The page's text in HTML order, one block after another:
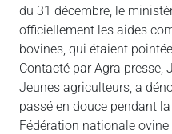
du 31 décembre, le
officiellement les aides
bovines, qui étaient
Contacté par Agra presse,
Jeunes agriculteurs, a
passé en douce pendant
Fédération nationale